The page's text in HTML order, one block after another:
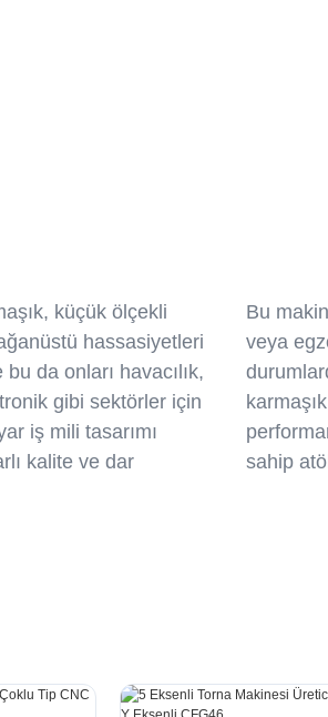
küçük ölçekli
hassasiyetleri
da onları havacılık,
gibi sektörler için
iş mili tasarımı
kalite ve dar
Bu
veya
sahip